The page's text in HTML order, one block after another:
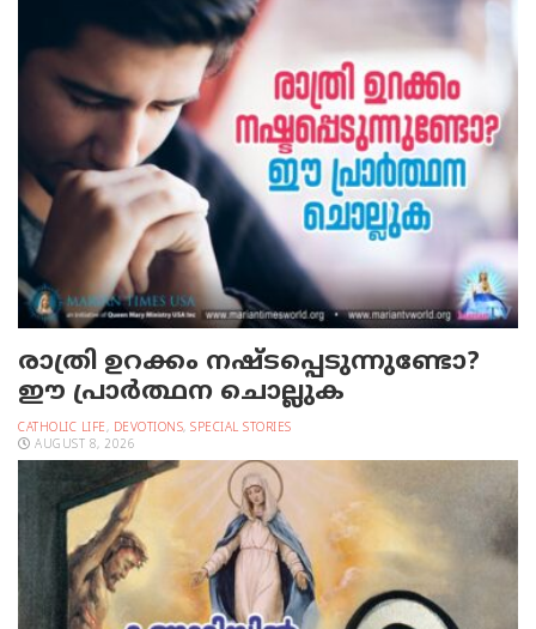
രാത്രി ഉറക്കം നഷ്ടപ്പെടുന്നുണ്ടോ?
ഈ പ്രാര്‍ത്ഥന ചൊല്ലുക
CATHOLIC LIFE, DEVOTIONS, SPECIAL STORIES
AUGUST 8, 2026